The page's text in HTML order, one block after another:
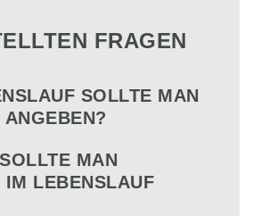
FRAGEN
SOLLTE MAN
ANGEBEN?
MAN
IM LEBENSLAUF